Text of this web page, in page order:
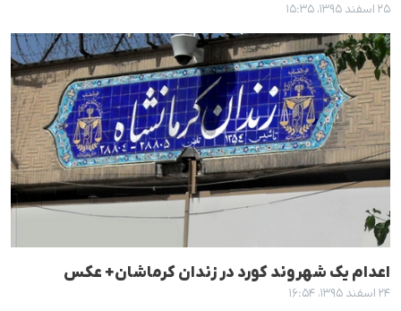
۲۵ اسفند ۱۳۹۵، ۱۵:۳۵
اعدام یک شهروند کورد در زندان کرماشان+ عکس
۲۴ اسفند ۱۳۹۵، ۱۶:۵۴